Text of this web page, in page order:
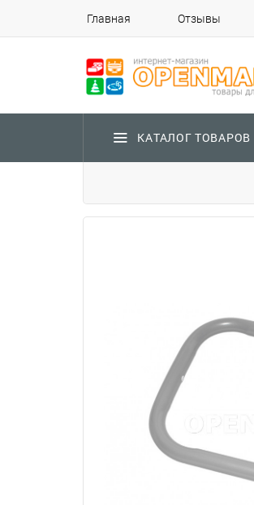
Главная Отзывы
КАТАЛОГ ТОВАРОВ